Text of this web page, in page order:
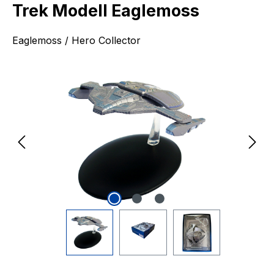
Trek Modell Eaglemoss
Eaglemoss / Hero Collector